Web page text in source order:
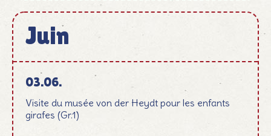
Juin
Juni
03.06.
Visite du musée von der Heydt pour les enfants
girafes (Gr.1)